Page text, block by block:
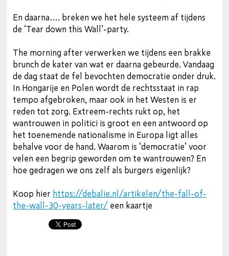
En daarna…. breken we het hele systeem af tijdens
de ‘Tear down this Wall’-party.
The morning after verwerken we tijdens een brakke
brunch de kater van wat er daarna gebeurde. Vandaag
de dag staat de fel bevochten democratie onder druk.
In Hongarije en Polen wordt de rechtsstaat in rap
tempo afgebroken, maar ook in het Westen is er
reden tot zorg. Extreem-rechts rukt op, het
wantrouwen in politici is groot en een antwoord op
het toenemende nationalisme in Europa ligt alles
behalve voor de hand. Waarom is ‘democratie’ voor
velen een begrip geworden om te wantrouwen? En
hoe gedragen we ons zelf als burgers eigenlijk?
Koop hier https://debalie.nl/artikelen/the-fall-of-
the-wall-30-years-later/ een kaartje